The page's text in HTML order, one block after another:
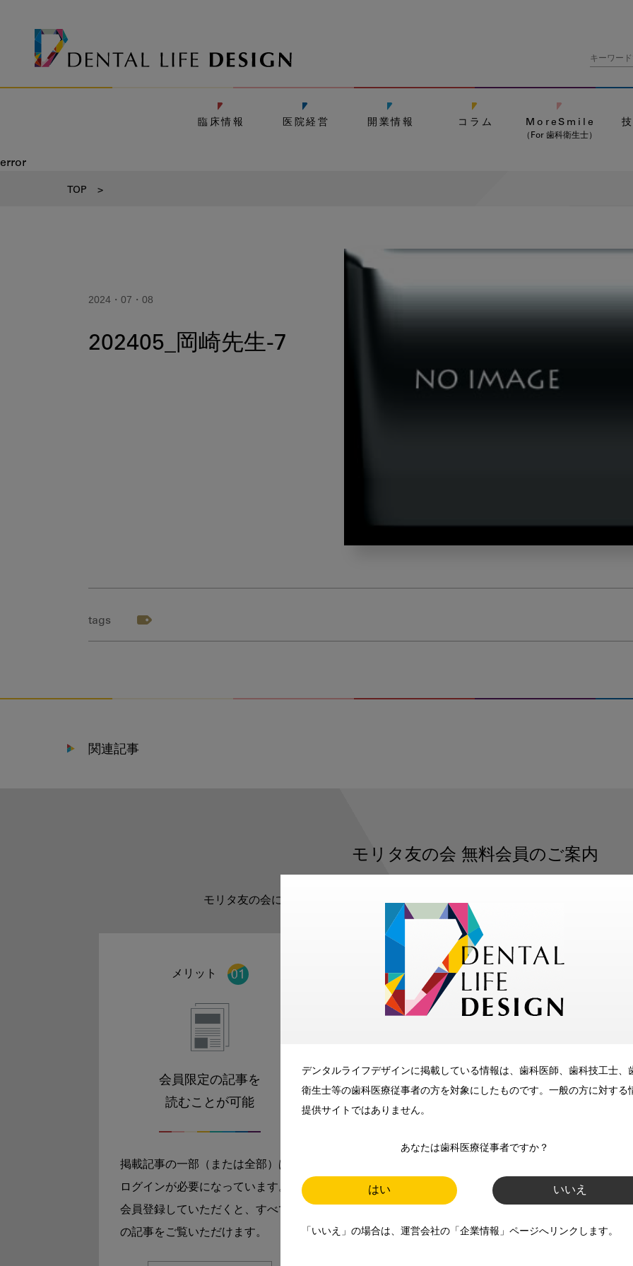
デンタルライフデザインに掲載している情報は、歯科医師、歯科技工士、
衛生士等の歯科医療従事者の方を対象にしたものです。一般の方に対する
提供サイトではありません。
あなたは歯科医療従事者ですか？
はい いいえ
「いいえ」の場合は、運営会社の「企業情報」ページへリンクします。
臨床情報 医院経営 開業情報 コラム MoreSmile
（For 歯科衛生士）
error
TOP >
2024・07・08
202405_岡崎先生-7
tags
関連記事
モリタ友の会 無料会員のご案内
モリタ友の会に登録いただくと、デンタルライフデザインをもっと便利にご利用い
メリット
会員限定の記事を
読むことが可能
掲載記事の一部（または全部）は
ログインが必要になっています。
会員登録していただくと、すべて
の記事をご覧いただけます。
メリット
メールマガジンでお届け
師、歯科衛生士、歯科技工士）に
お届けします。